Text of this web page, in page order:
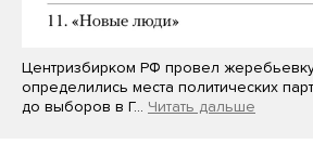
Центризбирком РФ провел
определились места политических
до выборов в Г… Читать дальше